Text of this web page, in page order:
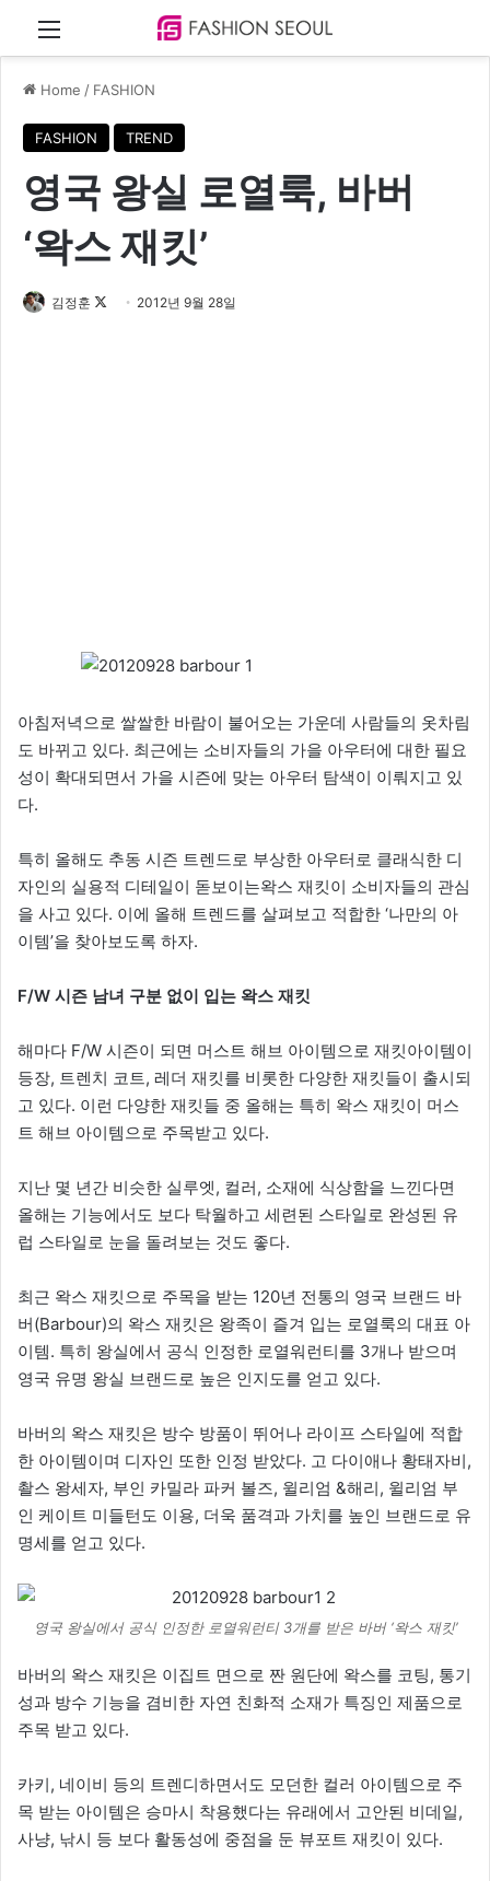
Home / FASHION
FASHION TREND
영국 왕실 로열룩, 바버
‘왁스 재킷’
김정훈 2012년 9월 28일
아침저녁으로 쌀쌀한 바람이 불어오는 가운데 사람들의 옷차림
도 바뀌고 있다. 최근에는 소비자들의 가을 아우터에 대한 필요
성이 확대되면서 가을 시즌에 맞는 아우터 탐색이 이뤄지고 있
다.
특히 올해도 추동 시즌 트렌드로 부상한 아우터로 클래식한 디
자인의 실용적 디테일이 돋보이는왁스 재킷이 소비자들의 관심
을 사고 있다. 이에 올해 트렌드를 살펴보고 적합한 ‘나만의 아
이템’을 찾아보도록 하자.
F/W 시즌 남녀 구분 없이 입는 왁스 재킷
해마다 F/W 시즌이 되면 머스트 해브 아이템으로 재킷아이템이
등장, 트렌치 코트, 레더 재킷를 비롯한 다양한 재킷들이 출시되
고 있다. 이런 다양한 재킷들 중 올해는 특히 왁스 재킷이 머스
트 해브 아이템으로 주목받고 있다.
지난 몇 년간 비슷한 실루엣, 컬러, 소재에 식상함을 느낀다면
올해는 기능에서도 보다 탁월하고 세련된 스타일로 완성된 유
럽 스타일로 눈을 돌려보는 것도 좋다.
최근 왁스 재킷으로 주목을 받는 120년 전통의 영국 브랜드 바
버(Barbour)의 왁스 재킷은 왕족이 즐겨 입는 로열룩의 대표 아
이템. 특히 왕실에서 공식 인정한 로열워런티를 3개나 받으며
영국 유명 왕실 브랜드로 높은 인지도를 얻고 있다.
바버의 왁스 재킷은 방수 방품이 뛰어나 라이프 스타일에 적합
한 아이템이며 디자인 또한 인정 받았다. 고 다이애나 황태자비,
촬스 왕세자, 부인 카밀라 파커 볼즈, 윌리엄 &해리, 윌리엄 부
인 케이트 미들턴도 이용, 더욱 품격과 가치를 높인 브랜드로 유
명세를 얻고 있다.
영국 왕실에서 공식 인정한 로열워런티 3개를 받은 바버 ‘왁스 재킷’
바버의 왁스 재킷은 이집트 면으로 짠 원단에 왁스를 코팅, 통기
성과 방수 기능을 겸비한 자연 친화적 소재가 특징인 제품으로
주목 받고 있다.
카키, 네이비 등의 트렌디하면서도 모던한 컬러 아이템으로 주
목 받는 아이템은 승마시 착용했다는 유래에서 고안된 비데일,
사냥, 낚시 등 보다 활동성에 중점을 둔 뷰포트 재킷이 있다.